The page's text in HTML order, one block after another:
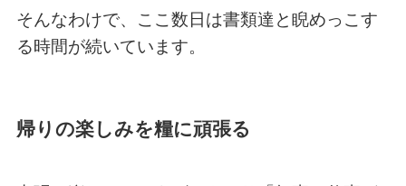
そんなわけで、ここ数日は書類達と睨めっこす
る時間が続いています。
帰りの楽しみを糧に頑張る